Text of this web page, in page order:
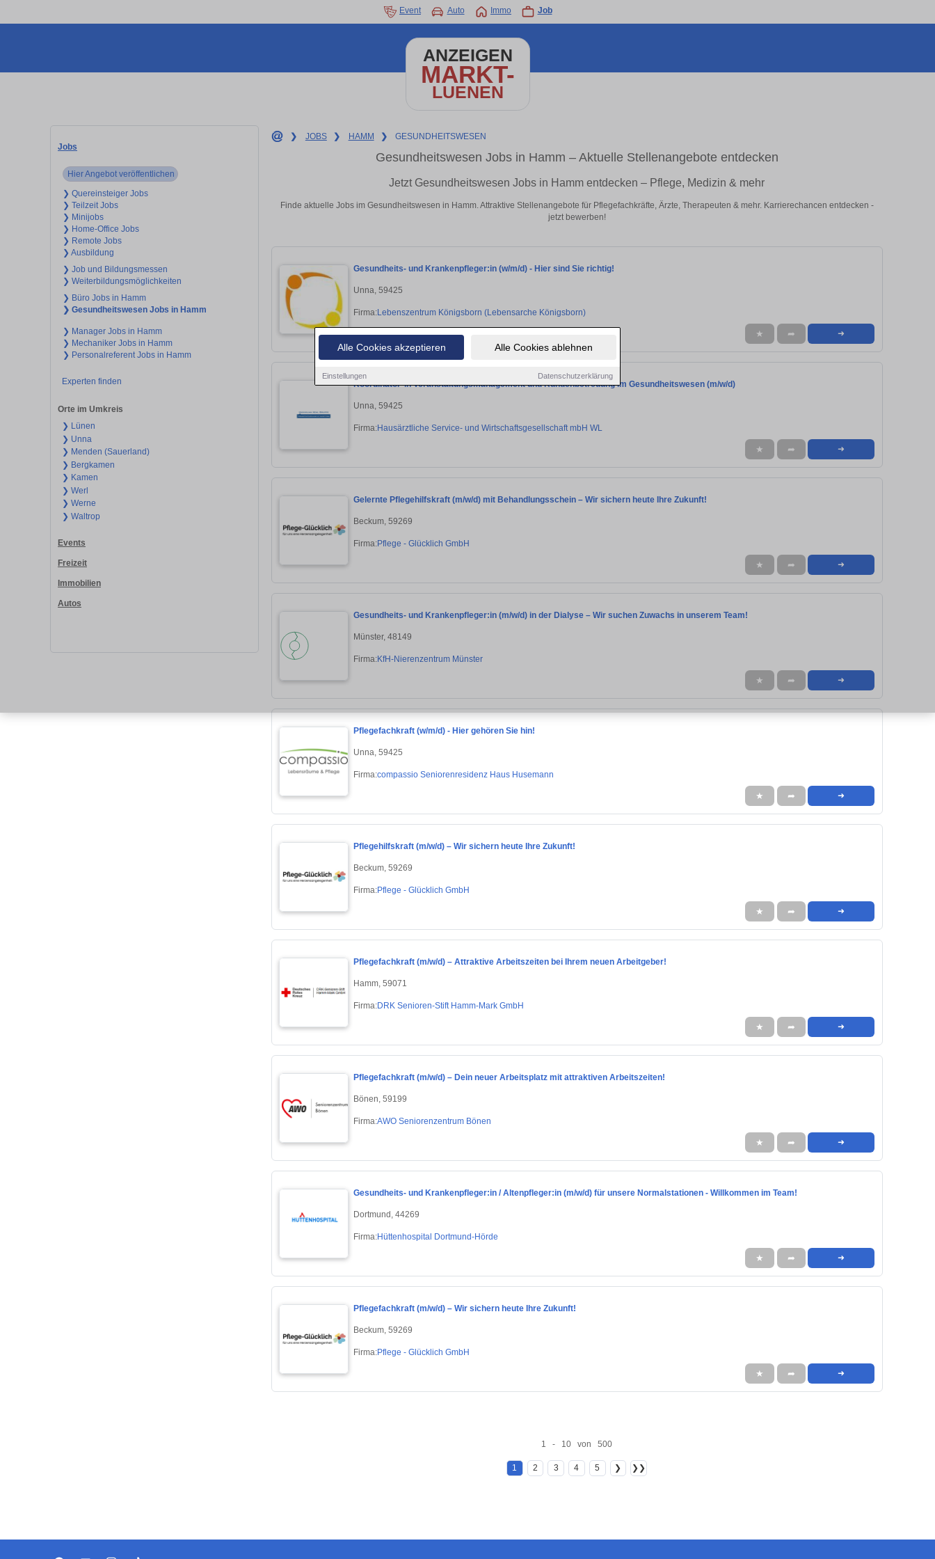
Alle Cookies akzeptieren Alle Cookies ablehnen
Einstellungen Datenschutzerklärung
Event Auto Immo Job
ANZEIGEN
MARKT-
LUENEN
Jobs
Hier Angebot veröffentlichen
❯ Quereinsteiger Jobs
❯ Teilzeit Jobs
❯ Minijobs
❯ Home-Office Jobs
❯ Remote Jobs
❯ Ausbildung
❯ Job und Bildungsmessen
❯ Weiterbildungsmöglichkeiten
❯ Büro Jobs in Hamm
❯ Gesundheitswesen Jobs in Hamm
❯ Manager Jobs in Hamm
❯ Mechaniker Jobs in Hamm
❯ Personalreferent Jobs in Hamm
Experten finden
Orte im Umkreis
❯ Lünen
❯ Unna
❯ Menden (Sauerland)
❯ Bergkamen
❯ Kamen
❯ Werl
❯ Werne
❯ Waltrop
Events
Freizeit
Immobilien
Autos
❯ JOBS ❯ HAMM ❯ GESUNDHEITSWESEN
Gesundheitswesen Jobs in Hamm – Aktuelle Stellenangebote entdecken
Jetzt Gesundheitswesen Jobs in Hamm entdecken – Pflege, Medizin & mehr
Finde aktuelle Jobs im Gesundheitswesen in Hamm. Attraktive Stellenangebote für Pflegefachkräfte, Ärzte, Therapeuten & mehr. Karrierechancen entdecken -
jetzt bewerben!
Gesundheits- und Krankenpfleger:in (w/m/d) - Hier sind Sie richtig!
Unna, 59425
Firma:Lebenszentrum Königsborn (Lebensarche Königsborn)
★ ➦ ➜
Koordinator*in Veranstaltungsmanagement und Kundenbetreuung im Gesundheitswesen (m/w/d)
Unna, 59425
Firma:Hausärztliche Service- und Wirtschaftsgesellschaft mbH WL
★ ➦ ➜
Gelernte Pflegehilfskraft (m/w/d) mit Behandlungsschein – Wir sichern heute Ihre Zukunft!
Beckum, 59269
Firma:Pflege - Glücklich GmbH
★ ➦ ➜
Gesundheits- und Krankenpfleger:in (m/w/d) in der Dialyse – Wir suchen Zuwachs in unserem Team!
Münster, 48149
Firma:KfH-Nierenzentrum Münster
★ ➦ ➜
Pflegefachkraft (w/m/d) - Hier gehören Sie hin!
Unna, 59425
Firma:compassio Seniorenresidenz Haus Husemann
★ ➦ ➜
Pflegehilfskraft (m/w/d) – Wir sichern heute Ihre Zukunft!
Beckum, 59269
Firma:Pflege - Glücklich GmbH
★ ➦ ➜
Pflegefachkraft (m/w/d) – Attraktive Arbeitszeiten bei Ihrem neuen Arbeitgeber!
Hamm, 59071
Firma:DRK Senioren-Stift Hamm-Mark GmbH
★ ➦ ➜
Pflegefachkraft (m/w/d) – Dein neuer Arbeitsplatz mit attraktiven Arbeitszeiten!
Bönen, 59199
Firma:AWO Seniorenzentrum Bönen
★ ➦ ➜
Gesundheits- und Krankenpfleger:in / Altenpfleger:in (m/w/d) für unsere Normalstationen - Willkommen im Team!
Dortmund, 44269
Firma:Hüttenhospital Dortmund-Hörde
★ ➦ ➜
Pflegefachkraft (m/w/d) – Wir sichern heute Ihre Zukunft!
Beckum, 59269
Firma:Pflege - Glücklich GmbH
★ ➦ ➜
1 - 10 von 500
1 2 3 4 5 ❯ ❯❯